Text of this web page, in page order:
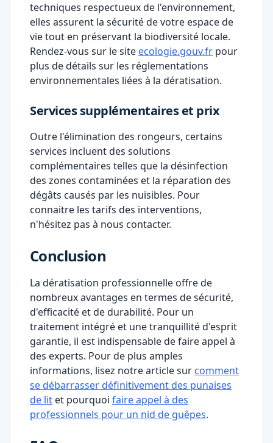
techniques respectueux de l'environnement,
elles assurent la sécurité de votre espace de
vie tout en préservant la biodiversité locale.
Rendez-vous sur le site ecologie.gouv.fr pour
plus de détails sur les réglementations
environnementales liées à la dératisation.
Services supplémentaires et prix
Outre l'élimination des rongeurs, certains
services incluent des solutions
complémentaires telles que la désinfection
des zones contaminées et la réparation des
dégâts causés par les nuisibles. Pour
connaitre les tarifs des interventions,
n'hésitez pas à nous contacter.
Conclusion
La dératisation professionnelle offre de
nombreux avantages en termes de sécurité,
d'efficacité et de durabilité. Pour un
traitement intégré et une tranquillité d'esprit
garantie, il est indispensable de faire appel à
des experts. Pour de plus amples
informations, lisez notre article sur comment
se débarrasser définitivement des punaises
de lit et pourquoi faire appel à des
professionnels pour un nid de guêpes.